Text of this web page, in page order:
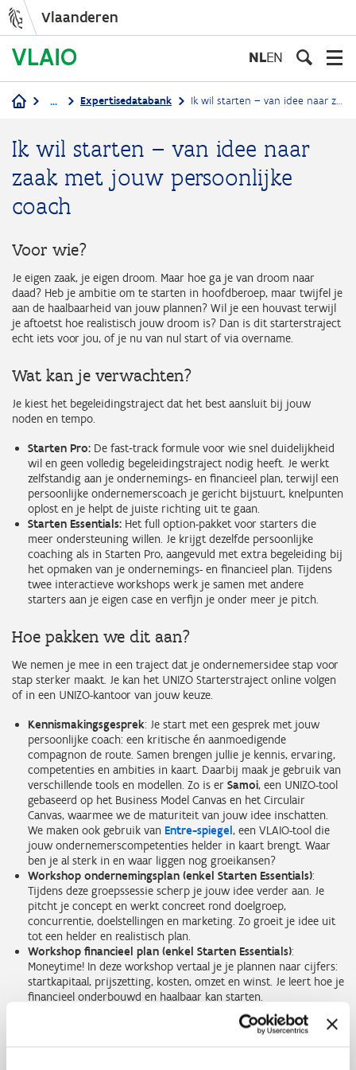
Vlaanderen
NLEN
... Expertisedatabank Ik wil starten – van idee naar zaak met jouw persoonlijke coach
Ik wil starten – van idee naar
zaak met jouw persoonlijke
coach
Voor wie?
Je eigen zaak, je eigen droom. Maar hoe ga je van droom naar
daad? Heb je ambitie om te starten in hoofdberoep, maar twijfel je
aan de haalbaarheid van jouw plannen? Wil je een houvast terwijl
je aftoetst hoe realistisch jouw droom is? Dan is dit starterstraject
echt iets voor jou, of je nu van nul start of via overname.
Wat kan je verwachten?
Je kiest het begeleidingstraject dat het best aansluit bij jouw
noden en tempo.
Starten Pro: De fast‑track formule voor wie snel duidelijkheid
wil en geen volledig begeleidingstraject nodig heeft. Je werkt
zelfstandig aan je ondernemings- en financieel plan, terwijl een
persoonlijke ondernemerscoach je gericht bijstuurt, knelpunten
oplost en je helpt de juiste richting uit te gaan.
Starten Essentials: Het full option-pakket voor starters die
meer ondersteuning willen. Je krijgt dezelfde persoonlijke
coaching als in Starten Pro, aangevuld met extra begeleiding bij
het opmaken van je ondernemings- en financieel plan. Tijdens
twee interactieve workshops werk je samen met andere
starters aan je eigen case en verfijn je onder meer je pitch.
Hoe pakken we dit aan?
We nemen je mee in een traject dat je ondernemersidee stap voor
stap sterker maakt. Je kan het UNIZO Starterstraject online volgen
of in een UNIZO-kantoor van jouw keuze.
Kennismakingsgesprek: Je start met een gesprek met jouw
persoonlijke coach: een kritische én aanmoedigende
compagnon de route. Samen brengen jullie je kennis, ervaring,
competenties en ambities in kaart. Daarbij maak je gebruik van
verschillende tools en modellen. Zo is er Samoi, een UNIZO-tool
gebaseerd op het Business Model Canvas en het Circulair
Canvas, waarmee we de maturiteit van jouw idee inschatten.
We maken ook gebruik van Entre-spiegel, een VLAIO-tool die
jouw ondernemerscompetenties helder in kaart brengt. Waar
ben je al sterk in en waar liggen nog groeikansen?
Workshop ondernemingsplan (enkel Starten Essentials):
Tijdens deze groepssessie scherp je jouw idee verder aan. Je
pitcht je concept en werkt concreet rond doelgroep,
concurrentie, doelstellingen en marketing. Zo groeit je idee uit
tot een helder en realistisch plan.
Workshop financieel plan (enkel Starten Essentials):
Moneytime! In deze workshop vertaal je je plannen naar cijfers:
startkapitaal, prijszetting, kosten, omzet en winst. Je leert hoe je
financieel onderbouwd en haalbaar kan starten.
: Tussen of na de workshops volgt een extra
moment met je coach. Samen evalueer je waar je staat: Wat